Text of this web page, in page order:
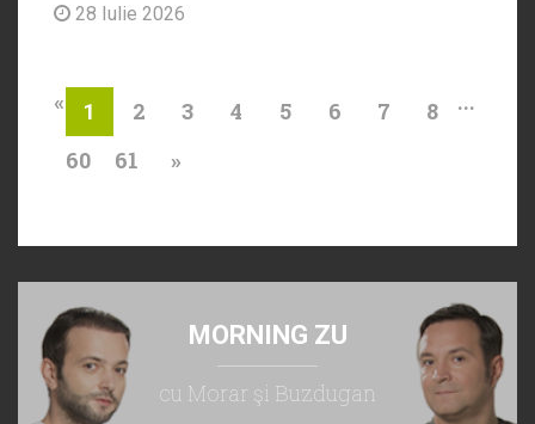
28 Iulie 2026
« 1 2 3 4 5 6 7 8 ...
60 61 »
MORNING ZU
cu Morar şi Buzdugan